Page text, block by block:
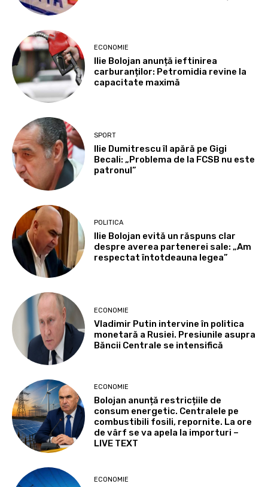
ECONOMIE
Ilie Bolojan anunță ieftinirea
carburanților: Petromidia revine la
capacitate maximă
SPORT
Ilie Dumitrescu îl apără pe Gigi
Becali: „Problema de la FCSB nu este
patronul”
POLITICA
Ilie Bolojan evită un răspuns clar
despre averea partenerei sale: „Am
respectat întotdeauna legea”
ECONOMIE
Vladimir Putin intervine în politica
monetară a Rusiei. Presiunile asupra
Băncii Centrale se intensifică
ECONOMIE
Bolojan anunță restricțiile de
consum energetic. Centralele pe
combustibili fosili, repornite. La ore
de vârf se va apela la importuri –
LIVE TEXT
ECONOMIE